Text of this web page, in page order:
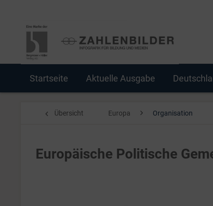
Startseite Aktuelle Ausgabe
Übersicht Europa Organisation
Europäische Politische